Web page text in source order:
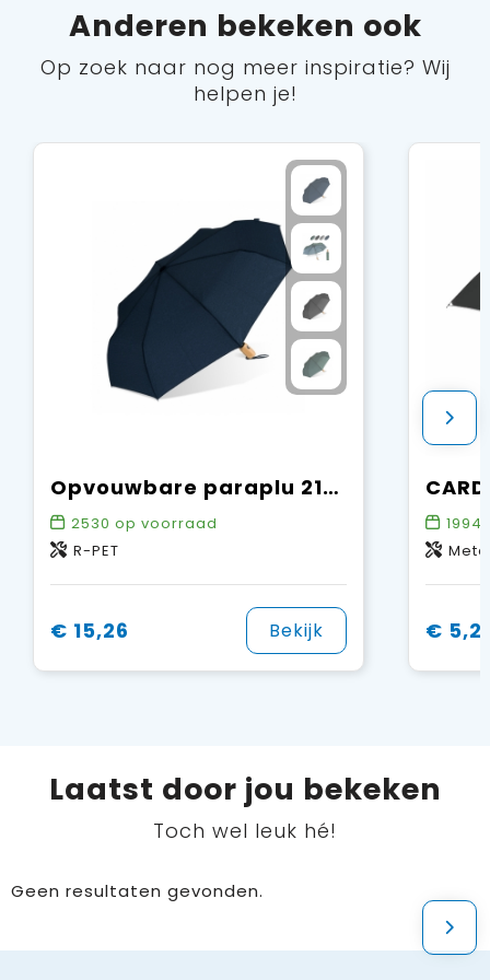
Anderen bekeken ook
Op zoek naar nog meer inspiratie? Wij
helpen je!
Opvouwbare paraplu 21” R-PET auto open
2530 op voorraad
R-PET
€ 15,26 Bekijk € 5,21
Laatst door jou bekeken
Toch wel leuk hé!
Geen resultaten gevonden.